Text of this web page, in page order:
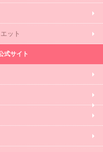
ット
式サイト